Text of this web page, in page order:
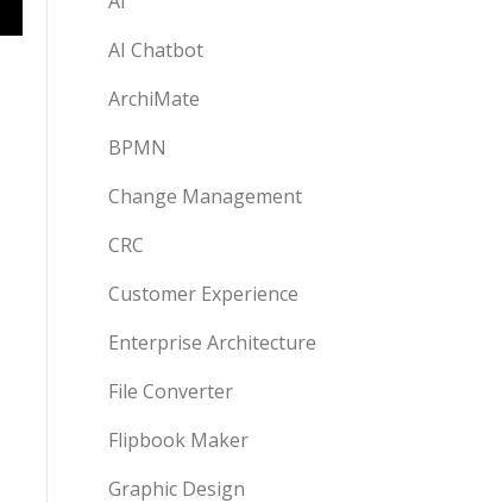
AI Chatbot
ArchiMate
BPMN
Change Management
CRC
Customer Experience
Enterprise Architecture
File Converter
Flipbook Maker
Graphic Design